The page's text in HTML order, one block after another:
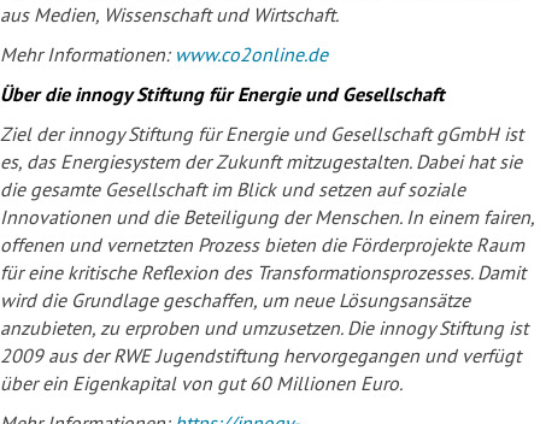
aus Medien, Wissenschaft und Wirtschaft.
Mehr Informationen: www.co2online.de
Über die innogy Stiftung für Energie und Gesellschaft
Ziel der innogy Stiftung für Energie und Gesellschaft gGmbH ist
es, das Energiesystem der Zukunft mitzugestalten. Dabei hat sie
die gesamte Gesellschaft im Blick und setzen auf soziale
Innovationen und die Beteiligung der Menschen. In einem fairen,
offenen und vernetzten Prozess bieten die Förderprojekte Raum
für eine kritische Reflexion des Transformationsprozesses. Damit
wird die Grundlage geschaffen, um neue Lösungsansätze
anzubieten, zu erproben und umzusetzen. Die innogy Stiftung ist
2009 aus der RWE Jugendstiftung hervorgegangen und verfügt
über ein Eigenkapital von gut 60 Millionen Euro.